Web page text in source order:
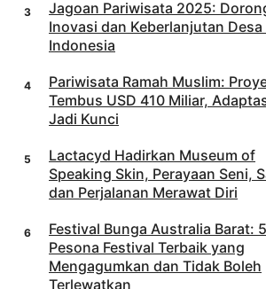
Jagoan Pariwisata 2025:
Inovasi dan Keberlanjutan
Indonesia
Pariwisata Ramah Muslim:
Tembus USD 410 Miliar,
Jadi Kunci
Lactacyd Hadirkan Museum of
Speaking Skin, Perayaan Seni,
dan Perjalanan Merawat Diri
Festival Bunga Australia Barat: 5
Pesona Festival Terbaik yang
Mengagumkan dan Tidak Boleh
Terlewatkan